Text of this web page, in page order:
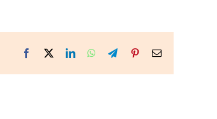
Facebook
X LinkedInWhatsApp
TelegramPinterestEmail